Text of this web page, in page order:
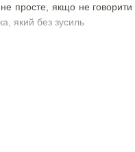
просте, якщо не
який без зусиль